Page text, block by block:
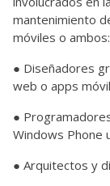
mantenimiento
móviles o ambos:
● Diseñadores
web o apps
●
Windows Phone
● Arquitectos y